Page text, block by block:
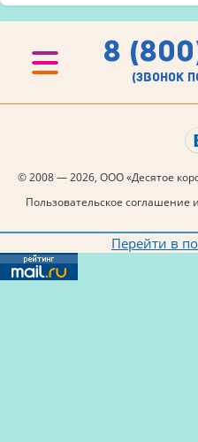
8
(звонок
© 2008 — 2026, ООО «Десятое
Пользовательское
Перейти в